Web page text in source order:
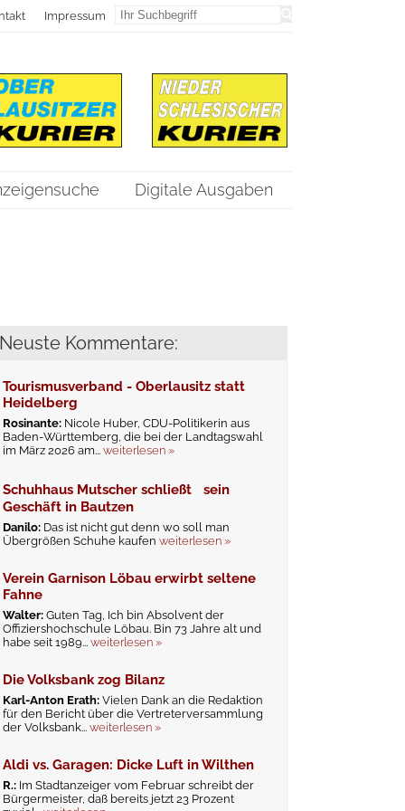
Impressum
Digitale Ausgaben
Neuste Kommentare:
Tourismusverband - Oberlausitz statt
Heidelberg
Rosinante: Nicole Huber, CDU-Politikerin aus
Baden-Württemberg, die bei der Landtagswahl
im März 2026 am...weiterlesen »
Schuhhaus Mutscher schließt sein
Geschäft in Bautzen
Danilo: Das ist nicht gut denn wo soll man
Übergrößen Schuhe kaufenweiterlesen »
Verein Garnison Löbau erwirbt seltene
Fahne
Walter:Guten Tag, Ich bin Absolvent der
Offiziershochschule Löbau. Bin 73 Jahre alt und
habe seit 1989...weiterlesen »
Die Volksbank zog Bilanz
Karl-Anton Erath:Vielen Dank an die Redaktion
für den Bericht über die Vertreterversammlung
der Volksbank...weiterlesen »
Aldi vs. Garagen: Dicke Luft in Wilthen
R.: Im Stadtanzeiger vom Februar schreibt der
Bürgermeister, daß bereits jetzt 23 Prozent